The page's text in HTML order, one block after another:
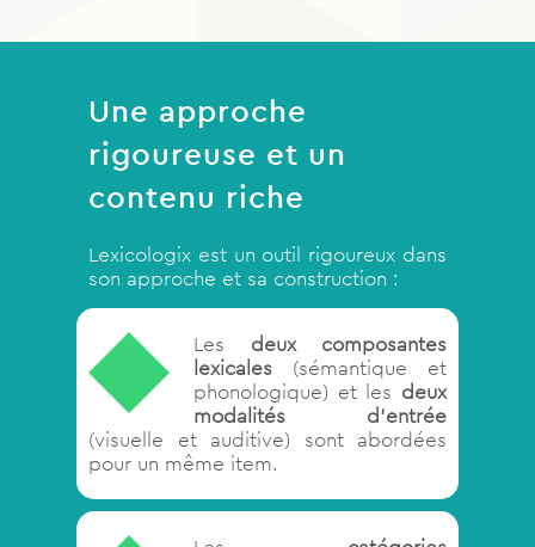
Une approche
rigoureuse et un
contenu riche
Lexicologix est un outil rigoureux dans
son approche et sa construction :
Les deux composantes
lexicales (sémantique et
phonologique) et les deux
modalités d’entrée
(visuelle et auditive) sont abordées
pour un même item.